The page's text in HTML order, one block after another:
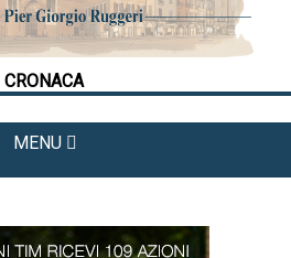
CRONACA
MENU
LA FOTO
METEO
CULTURA
DAL TERRITORIO